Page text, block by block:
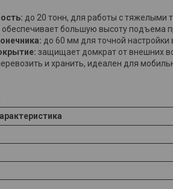
до 20 тонн, для работы с тяжелыми
обеспечивает большую высоту подъема
до 60 мм для точной настройки
защищает домкрат от внешних
и хранить, идеален для